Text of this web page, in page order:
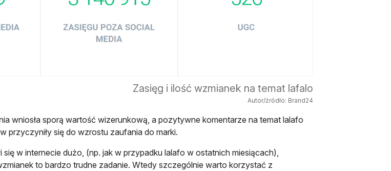
Zasięg i ilość wzmianek na temat lafalo
Autor/źródło: Brand24
wniosła sporą wartość wizerunkową, a pozytywne komentarze na temat lalafo
przyczyniły się do wzrostu zaufania do marki.
się w internecie dużo, (np. jak w przypadku lalafo w ostatnich miesiącach),
to bardzo trudne zadanie. Wtedy szczególnie warto korzystać z